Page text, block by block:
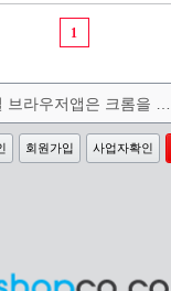
1
코샵코앱 설치시 모바일 브라우저앱은 크롬을 권장합니다^^
회원가입 사업자확인